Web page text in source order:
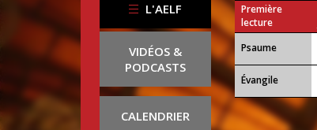
L'AELF
VIDÉOS &
PODCASTS
CALENDRIER
Première
lecture
Psaume
Évangile